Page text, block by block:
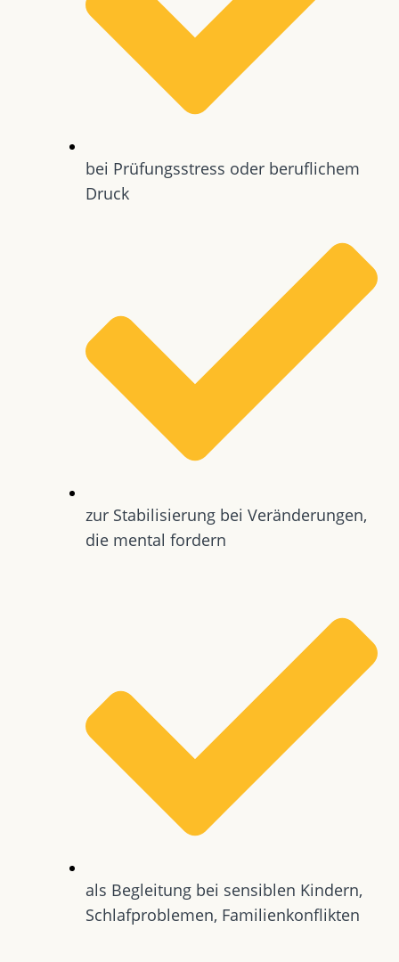
bei Prüfungsstress oder beruflichem
Druck
zur Stabilisierung bei Veränderungen,
die mental fordern
als Begleitung bei sensiblen Kindern,
Schlafproblemen, Familienkonflikten